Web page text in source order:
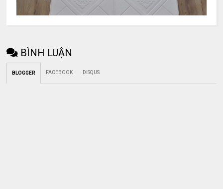
BÌNH LUẬN
BLOGGER FACEBOOK DISQUS